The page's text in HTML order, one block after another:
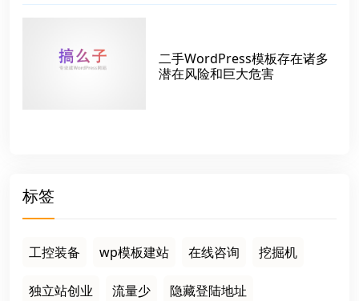
二手WordPress模板存在诸多
潜在风险和巨大危害
标签
工控装备 wp模板建站 在线咨询 挖掘机
独立站创业 流量少 隐藏登陆地址